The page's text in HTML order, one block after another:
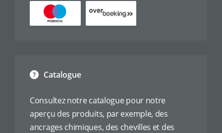
Catalogue
Consultez notre catalogue pour notre
aperçu des produits, par exemple, des
ancrages chimiques, des chevilles et des